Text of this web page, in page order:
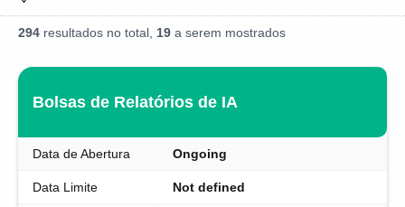
294 resultados no total, 19 a serem mostrados
Bolsas de Relatórios de IA
Data de Abertura Ongoing
Data Limite Not defined